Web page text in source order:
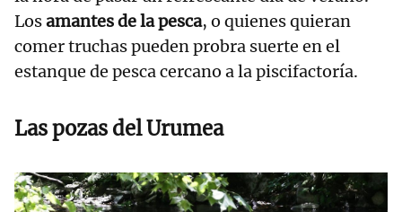
Losamantes de la pesca, o quienes quieran
comer truchas pueden probra suerte en el
estanque de pesca cercano a la piscifactoría.
Las pozas del Urumea